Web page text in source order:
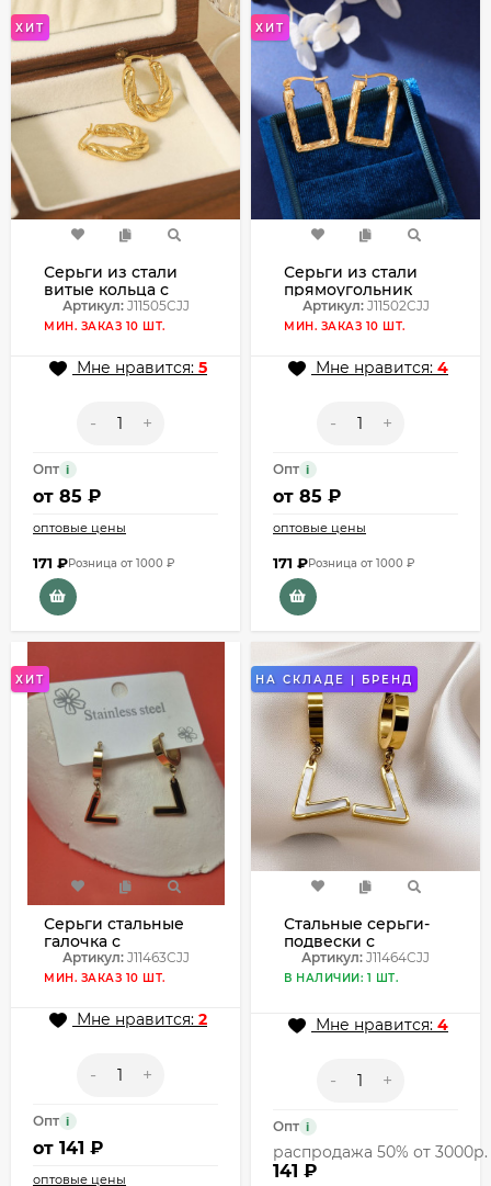
ХИТ
Серьги из стали
витые кольца с
напылением
золотом J11505CJJ
Артикул:J11505CJJ
МИН. ЗАКАЗ 10 ШТ.
Мне нравится: 5
- +
Опт i
от 85 ₽
оптовые цены
171 ₽Розница от 1000 ₽
ХИТ
Серьги из стали
прямоугольник
квадрат с
напылением
Артикул:J11502CJJ
МИН. ЗАКАЗ 10 ШТ.
Мне нравится: 4
- +
Опт i
от 85 ₽
оптовые цены
171 ₽Розница от 1000 ₽
ХИТ
Серьги стальные
галочка с
напылением
золотом J11463CJJ
Артикул:J11463CJJ
МИН. ЗАКАЗ 10 ШТ.
Мне нравится: 2
- +
Опт i
от 141 ₽
оптовые цены
НА СКЛАДЕ | БРЕНД
Стальные серьги-
подвески с
перламутровыми
вставками в форме
Артикул: J11464CJJ
В НАЛИЧИИ: 1 ШТ.
Мне нравится: 4
- +
Опт i
распродажа 50% от 3000р.
141 ₽